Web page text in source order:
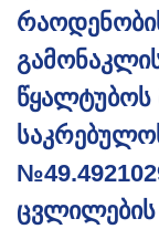
წყალტუბოს
ცვლილების